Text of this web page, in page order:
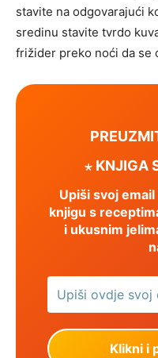
stavite na odgovarajući
sredinu stavite tvrdo
frižider preko noći da se
⋆ KNJIGA
Upiši svoj email
knjigu s
i ukusnim